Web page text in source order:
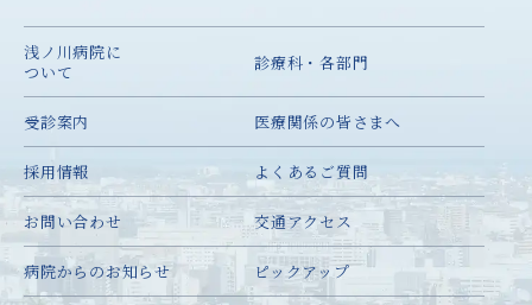
浅ノ川病院に
ついて
診療科・各部門
受診案内 医療関係の皆さまへ
採用情報 よくあるご質問
お問い合わせ 交通アクセス
病院からのお知らせ ピックアップ